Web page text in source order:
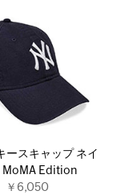
ースキャップ ネイ
MoMA Edition
￥6,050